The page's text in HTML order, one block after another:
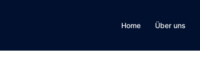
Home Über uns